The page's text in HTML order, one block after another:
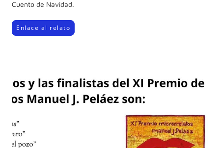
Cuento de Navidad.
Enlace al relato